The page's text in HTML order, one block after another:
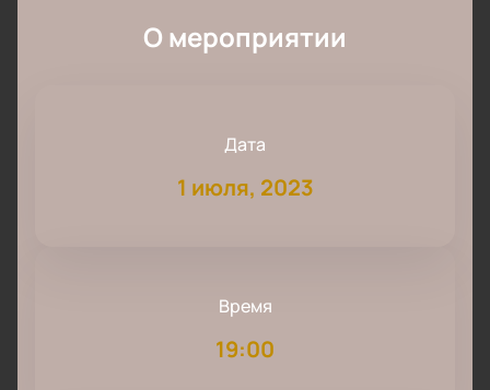
О мероприятии
Дата
1 июля, 2023
Время
19:00